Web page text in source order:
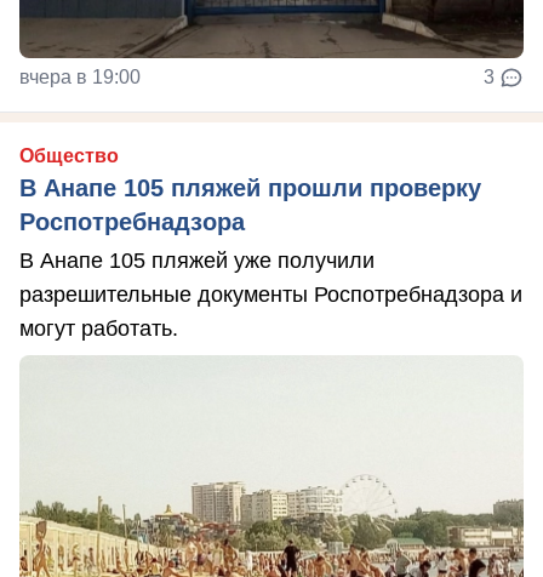
вчера в 19:00 3
Общество
В Анапе 105 пляжей прошли проверку
Роспотребнадзора
В Анапе 105 пляжей уже получили
разрешительные документы Роспотребнадзора и
могут работать.